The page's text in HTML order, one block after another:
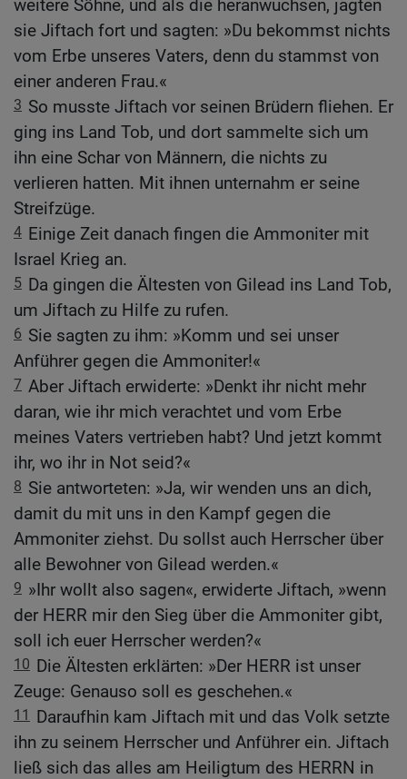
weitere Söhne, und als die heranwuchsen, jagten
sie Jiftach fort und sagten: »Du bekommst nichts
vom Erbe unseres Vaters, denn du stammst von
einer anderen Frau.«
3 So musste Jiftach vor seinen Brüdern fliehen. Er
ging ins Land Tob, und dort sammelte sich um
ihn eine Schar von Männern, die nichts zu
verlieren hatten. Mit ihnen unternahm er seine
Streifzüge.
4 Einige Zeit danach fingen die Ammoniter mit
Israel Krieg an.
5 Da gingen die Ältesten von Gilead ins Land Tob,
um Jiftach zu Hilfe zu rufen.
6 Sie sagten zu ihm: »Komm und sei unser
Anführer gegen die Ammoniter!«
7 Aber Jiftach erwiderte: »Denkt ihr nicht mehr
daran, wie ihr mich verachtet und vom Erbe
meines Vaters vertrieben habt? Und jetzt kommt
ihr, wo ihr in Not seid?«
8 Sie antworteten: »Ja, wir wenden uns an dich,
damit du mit uns in den Kampf gegen die
Ammoniter ziehst. Du sollst auch Herrscher über
alle Bewohner von Gilead werden.«
9 »Ihr wollt also sagen«, erwiderte Jiftach, »wenn
der HERR mir den Sieg über die Ammoniter gibt,
soll ich euer Herrscher werden?«
10 Die Ältesten erklärten: »Der HERR ist unser
Zeuge: Genauso soll es geschehen.«
11 Daraufhin kam Jiftach mit und das Volk setzte
ihn zu seinem Herrscher und Anführer ein. Jiftach
ließ sich das alles am Heiligtum des HERRN in